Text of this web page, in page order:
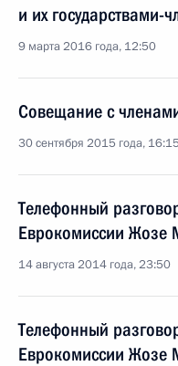
и их государствами-
9 марта 2016 года, 12:50
Совещание с
30 сентября 2015 года, 16:15
Телефонный
Еврокомиссии Жозе
14 августа 2014 года, 23:50
Телефонный
Еврокомиссии Жозе